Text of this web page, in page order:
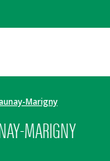
Marigny
MARIGNY